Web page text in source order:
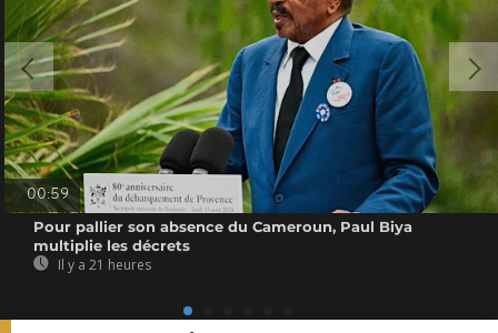
00:59
Pour pallier son absence du Cameroun, Paul Biya
multiplie les décrets
Il y a 21 heures